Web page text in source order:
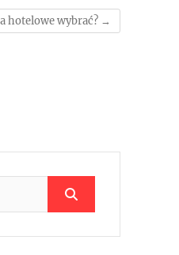
hotelowe wybrać? →